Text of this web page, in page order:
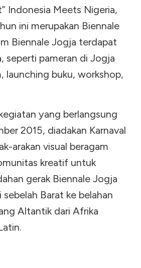
Indonesia Meets Nigeria,
ini merupakan Biennale
Biennale Jogja terdapat
seperti pameran di Jogja
launching buku, workshop,
yang berlangsung
2015, diadakan Karnaval
arakan visual beragam
kreatif untuk
gerak Biennale Jogja
sebelah Barat ke belahan
Altantik dari Afrika